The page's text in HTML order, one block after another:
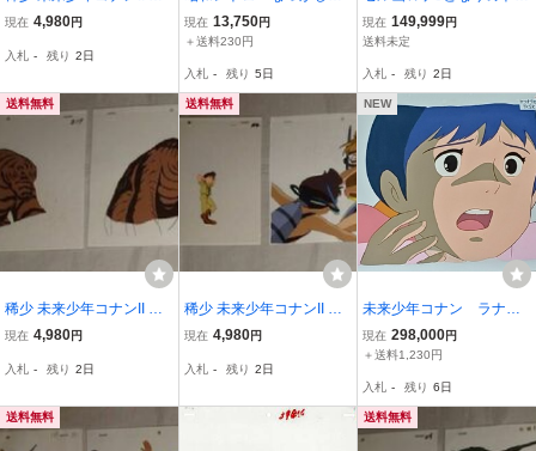
イガアドベンチャー セル
現在 4,980円
入札 - 残り 2日
東映動画アニメ◇宮崎駿
さん参加作品「長靴をは
集です
現在 13,750円
＋送料230円
入札 - 残り 5日
ロ魔女の宅急便風の谷の
ナウシカ天空の城ラピュ
豚の宮崎駿TV初監督作品
未来少年コナン
現在 149,999円
送料未定
入札 - 残り 2日
送料無料
稀少 未来少年コナンII タ
イガアドベンチャー セル
現在 4,980円
入札 - 残り 2日
送料無料
稀少 未来少年コナンII タ
イガアドベンチャー セル
アナ マリーナ
現在 4,980円
入札 - 残り 2日
NEW
未来少年コナン ラナ
セル画 宮崎駿
現在 298,000円
＋送料1,230円
入札 - 残り 6日
送料無料 送料無料